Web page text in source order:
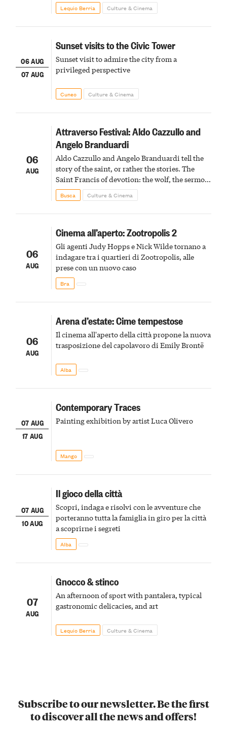
Lequio Berria Culture & Cinema
06 AUG
07 AUG
Sunset visits to the Civic Tower
Sunset visit to admire the city from a
privileged perspective
Cuneo Culture & Cinema
06
AUG
Attraverso Festival: Aldo Cazzullo and
Angelo Branduardi
Aldo Cazzullo and Angelo Branduardi tell the
story of the saint, or rather the stories. The
Saint Francis of devotion: the wolf, the sermon
to the birds, the stigmata
Busca Culture & Cinema
06
AUG
Cinema all’aperto: Zootropolis 2
Gli agenti Judy Hopps e Nick Wilde tornano a
indagare tra i quartieri di Zootropolis, alle
prese con un nuovo caso
Bra
06
AUG
Arena d’estate: Cime tempestose
Il cinema all'aperto della città propone la nuova
trasposizione del capolavoro di Emily Brontë
Alba
07 AUG
17 AUG
Contemporary Traces
Painting exhibition by artist Luca Olivero
Mango
07 AUG
10 AUG
Il gioco della città
Scopri, indaga e risolvi con le avventure che
porteranno tutta la famiglia in giro per la città
a scoprirne i segreti
Alba
07
AUG
Gnocco & stinco
An afternoon of sport with pantalera, typical
gastronomic delicacies, and art
Lequio Berria Culture & Cinema
Subscribe to our newsletter. Be the first
to discover all the news and offers!